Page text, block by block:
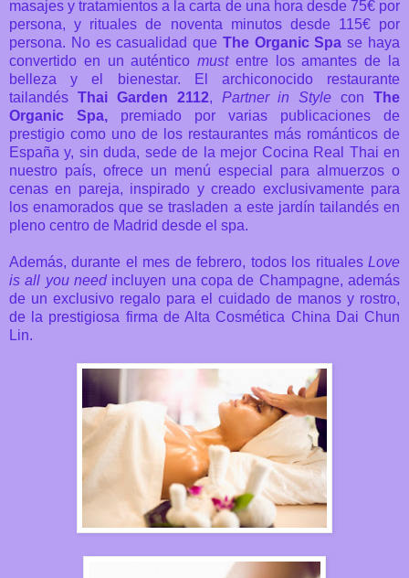
masajes y tratamientos a la carta de una hora desde 75€ por
persona, y rituales de noventa minutos desde 115€ por
persona. No es casualidad que The Organic Spa se haya
convertido en un auténticomustentre los amantes de la
belleza y el bienestar. El archiconocido restaurante
tailandés Thai Garden 2112, Partner in Style con The
Organic Spa, premiado por varias publicaciones de
prestigio como uno de los restaurantes más románticos de
España y, sin duda, sede de la mejor Cocina Real Thai en
nuestro país, ofrece un menú especial para almuerzos o
cenas en pareja, inspirado y creado exclusivamente para
los enamorados que se trasladen a este jardín tailandés en
pleno centro de Madrid desde el spa.
Además, durante el mes de febrero, todos los rituales Love
is all you need incluyen una copa de Champagne, además
de un exclusivo regalo para el cuidado de manos y rostro,
de la prestigiosa firma de Alta Cosmética China Dai Chun
Lin.